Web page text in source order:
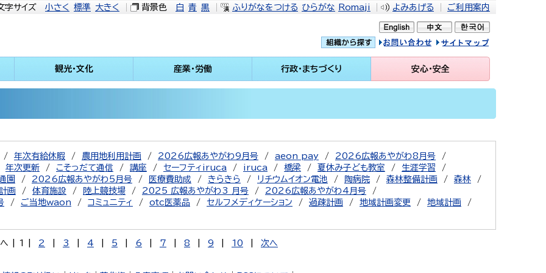
字サイズ 小さく 標準 大きく 背景色 白 青 黒 ふりがなをつける ひらがな Romaji よみあげる ご利用案内
問い合せ イトマップ
観光・文化 産業・労働 行政・まちづくり 安心・安全
年次有給休暇 農用地利用計画 2026広報あやがわ9月号 aeon pay
2026広報あやがわ8月号
年次更新
こそっだて通信 講座 セーフティiruca iruca 橋梁 夏休み子ども教室
生涯学習
園
2026広報あやがわ5月号 医療費助成 きらきら リチウムイオン電池 陶病院 森林整備計画
森林
画
体育施設 陸上競技場 2025 広報あやがわ3 月号
2026広報あやがわ4月号
ご当地waon コミュニティ otc医薬品 セルフメディケーション 過疎計画 地域計画変更 地域計画
1 2 3 4 5 6 7 8 9 10 次へ